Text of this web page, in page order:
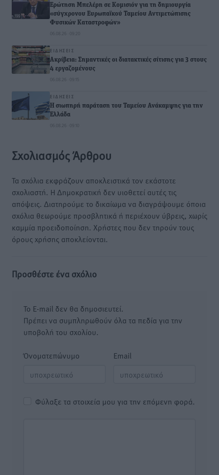
Ερώτηση Μπελέρη σε Κομισιόν για τη δημιουργία
«σύγχρονου Ευρωπαϊκού Ταμείου Αντιμετώπισης
Φυσικών Καταστροφών»
06.08.26 · 09:20
ΕΙΔΉΣΕΙΣ
Ακρίβεια: Σημαντικές οι διατακτικές σίτισης για 3 στους
4 εργαζομένους
06.08.26 · 09:15
ΕΙΔΉΣΕΙΣ
Η σιωπηρή παράταση του Ταμείου Ανάκαμψης για την
Ελλάδα
06.08.26 · 09:10
Σχολιασμός Άρθρου
Τα σχόλια εκφράζουν αποκλειστικά τον εκάστοτε
σχολιαστή. Η Δημοκρατική δεν υιοθετεί αυτές τις
απόψεις. Διατηρούμε το δικαίωμα να διαγράψουμε όποια
σχόλια θεωρούμε προσβλητικά ή περιέχουν ύβρεις, χωρίς
καμμία προειδοποίηση. Χρήστες που δεν τηρούν τους
όρους χρήσης αποκλείονται.
Προσθέστε ένα σχόλιο
Το E-mail δεν θα δημοσιευτεί.
Πρέπει να συμπληρωθούν όλα τα πεδία για την
υποβολή του σχολίου.
Όνοματεπώνυμο Email
Φύλαξε τα στοιχεία μου για την επόμενη φορά.